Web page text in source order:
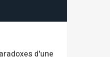
d'une